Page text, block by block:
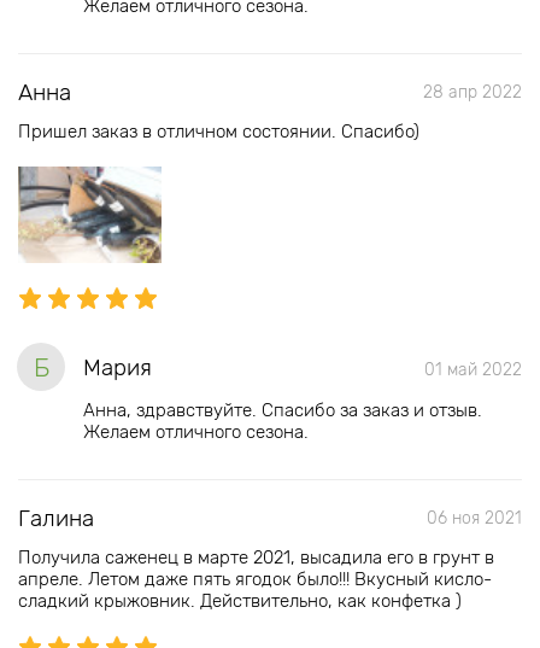
Желаем отличного сезона.
Анна 28 апр 2022
Пришел заказ в отличном состоянии. Спасибо)
Б Мария 01 май 2022
Анна, здравствуйте. Спасибо за заказ и отзыв.
Желаем отличного сезона.
Галина 06 ноя 2021
Получила саженец в марте 2021, высадила его в грунт в
апреле. Летом даже пять ягодок было!!! Вкусный кисло-
сладкий крыжовник. Действительно, как конфетка )